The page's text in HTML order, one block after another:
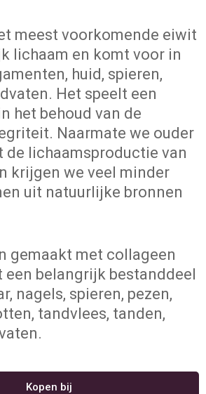
meest voorkomende eiwit
lichaam en komt voor in
huid, spieren,
Het speelt een
het behoud van de
Naarmate we ouder
de lichaamsproductie van
krijgen we veel minder
uit natuurlijke bronnen
gemaakt met collageen
een belangrijk bestanddeel
nagels, spieren, pezen,
tandvlees, tanden,
Kopen bij